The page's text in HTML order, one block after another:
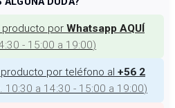
por Whatsapp AQUÍ
- 15:00 a 19:00)
por teléfono al +56 2
10:30 a 14:30 - 15:00 a 19:00)